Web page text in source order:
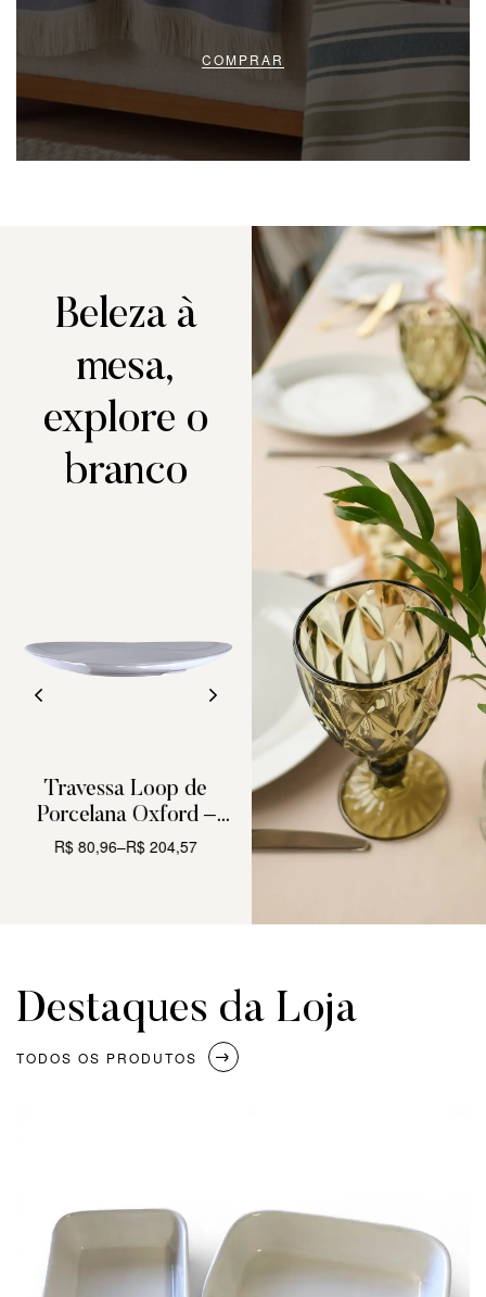
COMPRAR
Beleza à
mesa,
explore o
branco
Travessa Loop de
Porcelana Oxford –
Oval 34x25cm
R$80,96–R$204,57
Conjunto de 6 Xícara
Café Chá Oxford White
– 200ML
R$204,36
R$157,36
Destaques da Loja
TODOS OS PRODUTOS